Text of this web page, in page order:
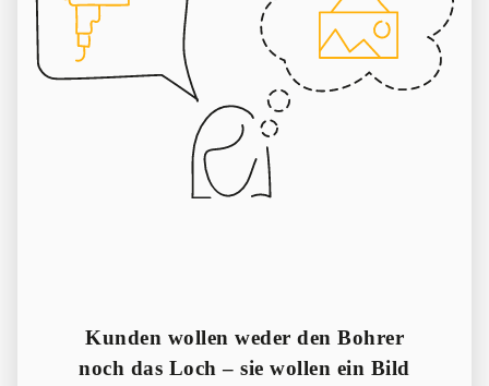
Kunden wollen weder den Bohrer
noch das Loch – sie wollen ein Bild